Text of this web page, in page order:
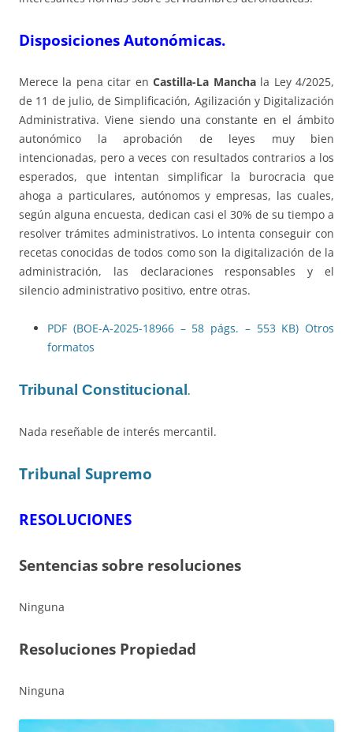
Disposiciones Autonómicas.
Merece la pena citar enCastilla-La Manchala Ley 4/2025,
de 11 de julio, de Simplificación, Agilización y Digitalización
Administrativa. Viene siendo una constante en el ámbito
autonómico la aprobación de leyes muy bien
intencionadas, pero a veces con resultados contrarios a los
esperados, que intentan simplificar la burocracia que
ahoga a particulares, autónomos y empresas, las cuales,
según alguna encuesta, dedican casi el 30% de su tiempo a
resolver trámites administrativos. Lo intenta conseguir con
recetas conocidas de todos como son la digitalización de la
administración, las declaraciones responsables y el
silencio administrativo positivo, entre otras.
PDF (BOE-A-2025-18966 – 58 págs. – 553 KB) Otros
formatos
Tribunal Constitucional.
Nada reseñable de interés mercantil.
Tribunal Supremo
RESOLUCIONES
Sentencias sobre resoluciones
Ninguna
Resoluciones Propiedad
Ninguna